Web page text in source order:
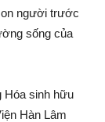
người trước
sống của
Hóa sinh hữu
Hàn Lâm